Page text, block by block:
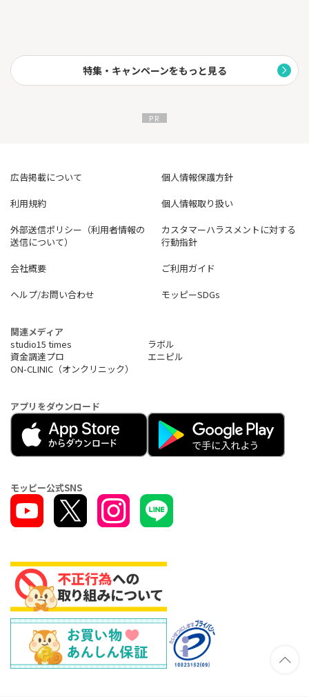
特集・キャンペーンをもっと見る
広告掲載について
個人情報保護方針
利用規約
個人情報取り扱い
外部送信ポリシー（利用者情報の
送信について）
カスタマーハラスメントに対する
行動指針
会社概要
ご利用ガイド
ヘルプ/お問い合わせ
モッピーSDGs
関連メディア
studio15 times
ラボル
資金調達プロ
エニピル
ON-CLINIC（オンクリニック）
アプリをダウンロード
モッピー公式SNS